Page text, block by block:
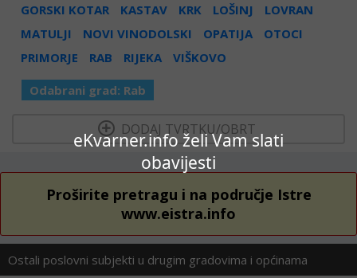
eKvarner.info želi Vam slati
obavijesti
GORSKI KOTAR
KASTAV KRK LOŠINJ
LOVRAN
MATULJI
NOVI VINODOLSKI OPATIJA
OTOCI
PRIMORJE
RAB RIJEKA VIŠKOVO
Odabrani grad: Rab
DODAJ TVRTKU/OBRT
Proširite pretragu i na područje Istre
www.eistra.info
Ostali poslovni subjekti u drugim gradovima i općinama